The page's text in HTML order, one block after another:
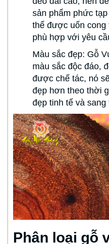
sản phẩm phức
thể được uốn cong
phù hợp với yêu
Màu sắc đẹp: Gỗ
màu sắc độc đáo,
được chế tác, nó
đẹp hơn theo thời
đẹp tinh tế và
Phân loại gỗ